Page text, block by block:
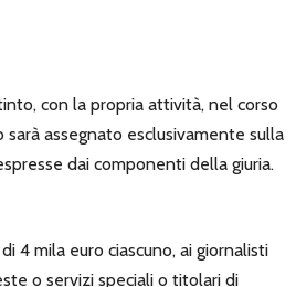
con la propria attività, nel corso
assegnato esclusivamente sulla
dai componenti della giuria.
4 mila euro ciascuno, ai giornalisti
o servizi speciali o titolari di